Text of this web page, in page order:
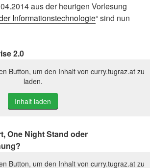
aus der heurigen Vorlesung
Informationstechnologie“ sind nun
2.0
Button, um den Inhalt von curry.tugraz.at zu
laden.
Inhalt laden
One Night Stand oder
Button, um den Inhalt von curry.tugraz.at zu